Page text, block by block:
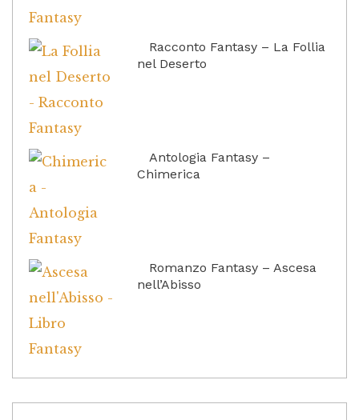
Racconto Fantasy – La Follia
nel Deserto
Antologia Fantasy –
Chimerica
Romanzo Fantasy – Ascesa
nell’Abisso